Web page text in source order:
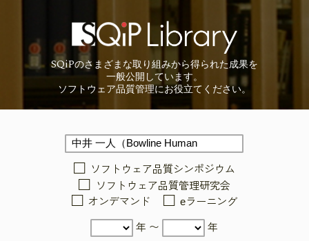
SQiPのさまざまな取り組みから得られた成果を
一般公開しています。
ソフトウェア品質管理にお役立てください。
ソフトウェア品質シンポジウム
ソフトウェア品質管理研究会
オンデマンド
eラーニング
年 〜 年